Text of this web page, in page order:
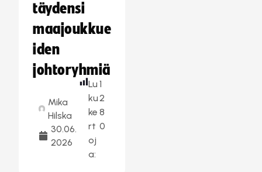
täydensi
maajoukkue
iden
johtoryhmiä
Mika
Hilska
30.06.
2026
Lu
ku
ke
rt
oj
a:
1
2
8
0